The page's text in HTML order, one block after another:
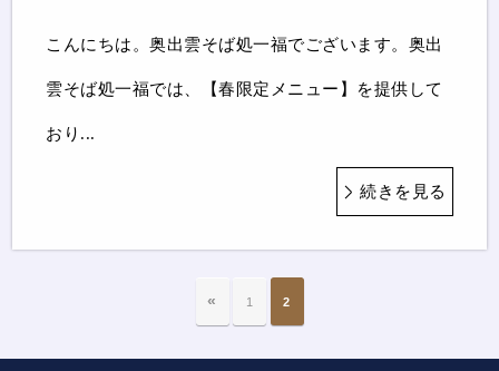
こんにちは。奥出雲そば処一福でございます。奥出
雲そば処一福では、【春限定メニュー】を提供して
おり...
続きを見る
« 1 2